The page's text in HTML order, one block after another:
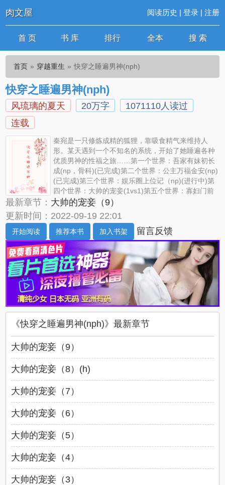
肉文屋 阅读历史 | 登录| 注册
首 页 书 库 排行 全本 搜 索
首页 穿越重生 快穿之睡遍男神(nph)
快穿之睡遍男神(nph)
风琉璃的夏天 20万字
1071110人读过
连载
秦宛是一只修炼成精的狐狸，靠吸食精气来维持人
形。某天遇到一个不知名的系统，开始了她睡遍各种
优质男神的性福之旅……第一个世界：吾家有妹初长
成(np，骨科)(已完成)第二个世界：公主万福金安(np)
(已完成)第三个世界：娱乐圈上位记（np)(进行中)第
四个世界：大帅的宠妾(1vs1)第五个世界：寡妇门前
是非多(np)第六个世界：情妇守则(np)……暂定这几个故事，更新顺
序不定～～提示&amp;amp;排雷：1.np，1v1都有，会标注2.男主非
全处，遇见女主后身心唯一3.女主又美又作，有点渣～～食用指引：
1. 《快穿之女主逆袭计划》（已完成）2. 《快...
最新章节： 大帅的宠妾（9）
更新时间：2022-09-19 22:01
开始阅读 推荐本书 加入书架 留言反馈
《快穿之睡遍男神(nph)》最新章节
大帅的宠妾（9）
大帅的宠妾（8）(h)
大帅的宠妾（7）
大帅的宠妾（6）
大帅的宠妾（5）
大帅的宠妾（4）
大帅的宠妾（3）